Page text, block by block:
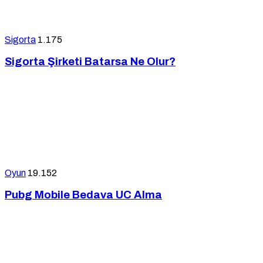
Sigorta 1.175
Sigorta Şirketi Batarsa Ne Olur?
Oyun 19.152
Pubg Mobile Bedava UC Alma